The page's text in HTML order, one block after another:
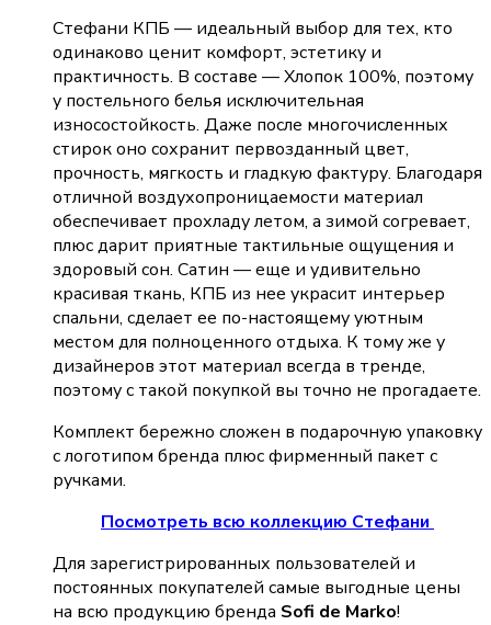
Стефани КПБ — идеальный выбор для тех, кто
одинаково ценит комфорт, эстетику и
практичность. В составе — Хлопок 100%, поэтому
у постельного белья исключительная
износостойкость. Даже после многочисленных
стирок оно сохранит первозданный цвет,
прочность, мягкость и гладкую фактуру. Благодаря
отличной воздухопроницаемости материал
обеспечивает прохладу летом, а зимой согревает,
плюс дарит приятные тактильные ощущения и
здоровый сон. Сатин — еще и удивительно
красивая ткань, КПБ из нее украсит интерьер
спальни, сделает ее по-настоящему уютным
местом для полноценного отдыха. К тому же у
дизайнеров этот материал всегда в тренде,
поэтому с такой покупкой вы точно не прогадаете.
Комплект бережно сложен в подарочную упаковку
с логотипом бренда плюс фирменный пакет с
ручками.
Посмотреть всю коллекцию Стефани
Для зарегистрированных пользователей и
постоянных покупателей самые выгодные цены
на всю продукцию бренда Sofi de Marko!